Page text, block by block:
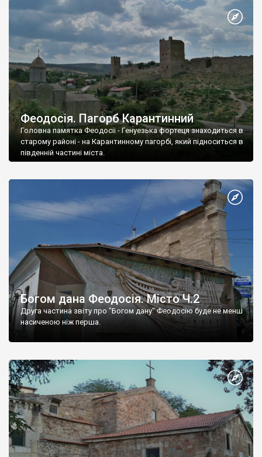
Феодосія. Пагорб Карантинний
Головна памятка Феодосії - Генуезька фортеця знаходиться в
старому районі - на Карантинному пагорбі, який підноситься в
південній частині міста.
Богом дана Феодосія. Місто Ч.2
Друга частина звіту про "Богом дану" Феодосію буде не менш
насиченою ніж перша.